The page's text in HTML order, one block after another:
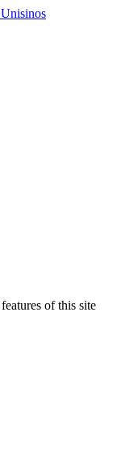
of this site